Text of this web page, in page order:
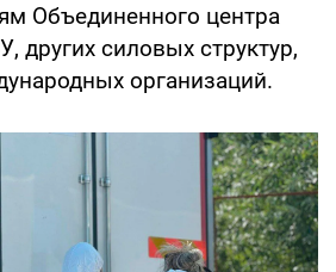
Объединенного центра
других силовых структур,
организаций.